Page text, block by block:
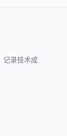
记录技术成